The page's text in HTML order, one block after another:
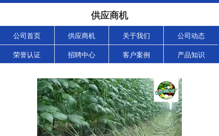
供应商机
公司首页 供应商机 关于我们 公司动态
荣誉认证 招聘中心 客户案例 产品知识